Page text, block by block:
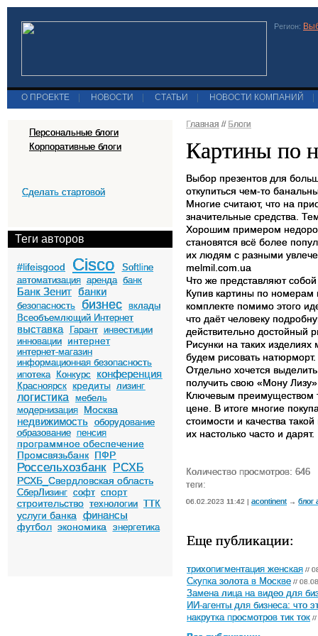
Регион:
О ПРОЕКТЕ НОВОСТИ СТАТЬИ НОВОСТИ КОМПАНИЙ
Персональные блоги
Корпоративные блоги
Сделать стартовой
Теги авторов
#lifeisgood Cisco
Softline
автоматизация аренда банк
Банк Зенит банки
безопасность бизнес
вклады
Всеобъемлющий Интернет
выставка Гарант инвестиции
инновации
интернет
интернет-магазин
информационная безопасность
ипотека
Конкурс конференция
Красноярск кредиты лизинг
логистика
мебель
модернизация
Москва
недвижимость оборудование
образование пенсия
программное обеспечение
Промсвязьбанк ПФР
Россельхозбанк РСХБ
РСХБ_Свердловская область
СберЛизинг софт спорт
строительство технологии ТТК
услуги банка финансы
футбол экономика энергетика
Главная // Блоги
Картины по
Выбор презентов для
откупиться чем-то
Многие считают, что на
значительные средства.
Хорошим примером
становятся всё более
их людям с разными
melmil.com.ua
Что же представляют
Купив картины по номерам
комплекте помимо этого
что даёт человеку
действительно достойный
Рисунки на таких
будем рисовать
Отдельно хочется
получить свою «Мону
Ключевым преимуществом
цене. В итоге многие
стоимости и качества
их настолько часто и дарят.
Количество просмотров: 646
теги:
06.02.2023 11:42 | acontinent → блог
Еще публикации:
трихопигментация женская //
Скупка золота в Москве //
Замена лица на видео для
ИИ-агенты для бизнеса: что
накрутка просмотров тик ток //